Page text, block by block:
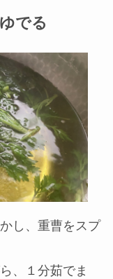
でる
し、重曹をスプ
、１分茹でま